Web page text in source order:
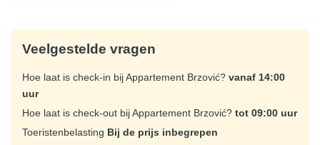
Veelgestelde vragen
Hoe laat is check-in bij Appartement Brzović? vanaf 14:00
uur
Hoe laat is check-out bij Appartement Brzović? tot 09:00 uur
Toeristenbelasting Bij de prijs inbegrepen